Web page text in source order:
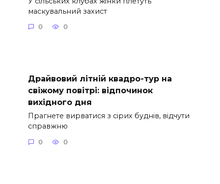
маскувальний захист
0 0
Драйвовий літній квадро-тур на
свіжому повітрі: відпочинок
вихідного дня
Прагнете вирватися з сірих буднів, відчути
справжню
0 0